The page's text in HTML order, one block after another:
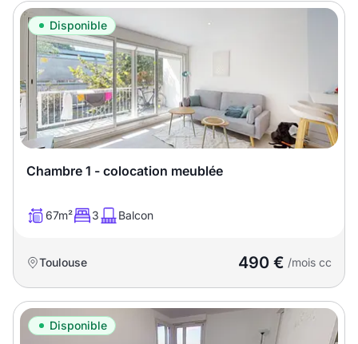
Disponible
Chambre 1 - colocation meublée
67m² 3 Balcon
Toulouse 490 € /mois cc
Disponible